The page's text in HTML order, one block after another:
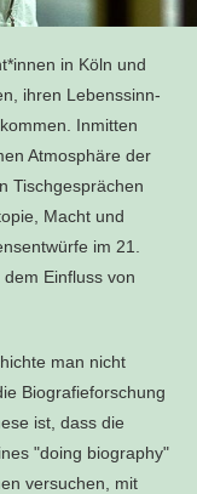
in Köln und
ihren Lebenssinn-
Inmitten
Atmosphäre der
Tischgesprächen
Macht und
im 21.
Einfluss von
man nicht
Biografieforschung
ist, dass die
"doing biography"
versuchen, mit